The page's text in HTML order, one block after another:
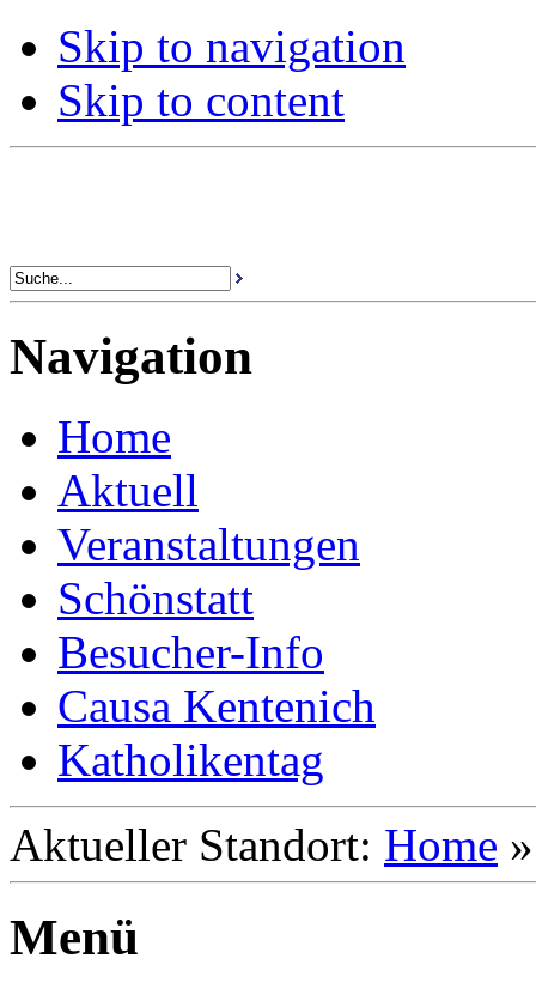
Skip to navigation
Skip to content
Navigation
Home
Aktuell
Veranstaltungen
Schönstatt
Besucher-Info
Causa Kentenich
Katholikentag
Aktueller Standort: Home
Menü